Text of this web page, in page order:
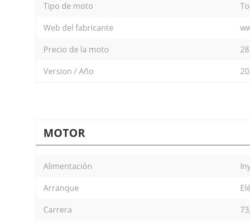
Tipo de moto
Web del fabricante
Precio de la moto
Version / Año
MOTOR
Alimentación
Arranque
Carrera